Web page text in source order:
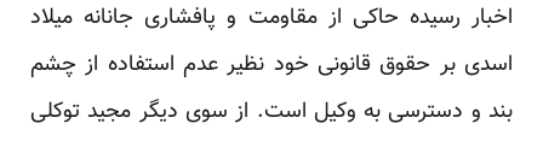
اخبار رسیده حاکی از مقاومت و پافشاری جانانه میلاد
اسدی بر حقوق قانونی خود نظیر عدم استفاده از چشم
بند و دسترسی به وکیل است. از سوی دیگر مجید توکلی